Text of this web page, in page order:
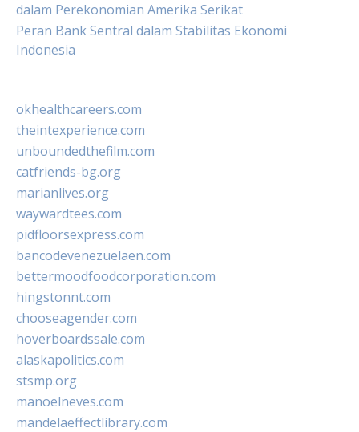
dalam Perekonomian Amerika Serikat
Peran Bank Sentral dalam Stabilitas Ekonomi
Indonesia
okhealthcareers.com
theintexperience.com
unboundedthefilm.com
catfriends-bg.org
marianlives.org
waywardtees.com
pidfloorsexpress.com
bancodevenezuelaen.com
bettermoodfoodcorporation.com
hingstonnt.com
chooseagender.com
hoverboardssale.com
alaskapolitics.com
stsmp.org
manoelneves.com
mandelaeffectlibrary.com